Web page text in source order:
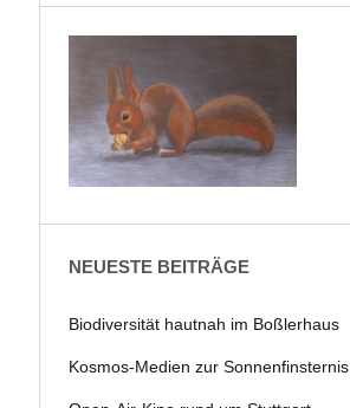
NEUESTE BEITRÄGE
Biodiversität hautnah im Boßlerhaus
Kosmos-Medien zur Sonnenfinsternis